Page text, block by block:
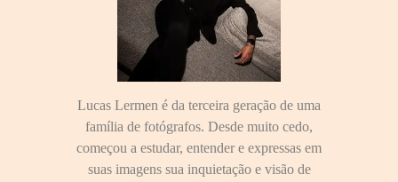
Lucas Lermen é da terceira geração de uma
família de fotógrafos. Desde muito cedo,
começou a estudar, entender e expressas em
suas imagens sua inquietação e visão de